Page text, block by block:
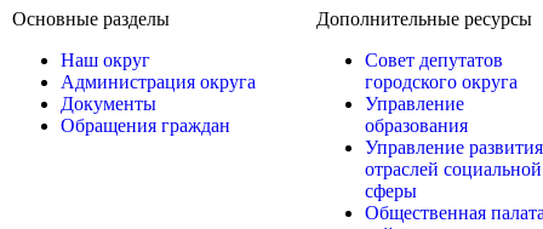
Основные разделы
Наш округ
Администрация округа
Документы
Обращения граждан
Дополнительные ресурсы
Совет депутатов
городского округа
Управление
образования
Управление развития
отраслей социальной
сферы
Общественная